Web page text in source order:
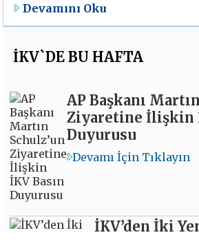
Devamını Oku
İKV`DE BU HAFTA
AP Başkanı
Ziyaretine İlişkin
Duyurusu
Devamı İçin Tıklayın
İKV’den İki